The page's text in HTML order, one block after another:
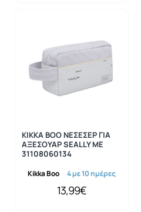
Kikka Boo 4 με 10 ημέρες
KIKKA BOO ΝΕΣΕΣΕΡ ΓΙΑ
ΑΞΕΣΟΥΑΡ SEALLY ME
31108060134
13,99€